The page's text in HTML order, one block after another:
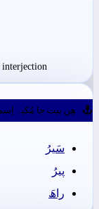
ھِن بيت جا مُکيہ
سَيرُ
پيرُ
راھَ